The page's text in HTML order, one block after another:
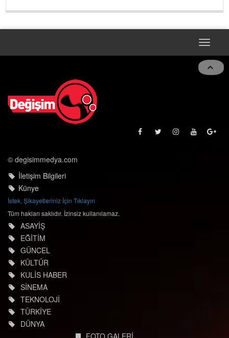
Toggle
© degisimmedya.com
İletişim Bilgileri
Künye
İstek, Şikayetleriniz İçin Tıklayın
Tüm hakları saklıdır. İzinsiz kullanılamaz.
ASAYİŞ
EĞİTİM
GÜNCEL
KÜLTÜR
KULİS HABER
SİNEMA
TEKNOLOJİ
TÜRKİYE
DÜNYA
FOTO GALERİ